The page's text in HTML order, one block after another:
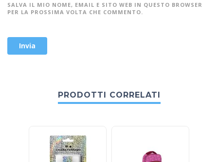
SALVA IL MIO NOME, EMAIL E SITO WEB IN QUESTO BROWSER
PER LA PROSSIMA VOLTA CHE COMMENTO.
PRODOTTI CORRELATI